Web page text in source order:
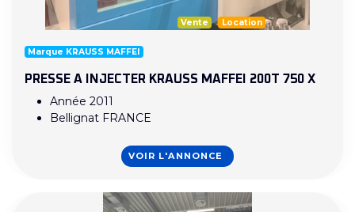
Vente Location
Marque KRAUSS MAFFEI
PRESSE A INJECTER KRAUSS MAFFEI 200T 750 X
Année 2011
Bellignat FRANCE
VOIR L'ANNONCE